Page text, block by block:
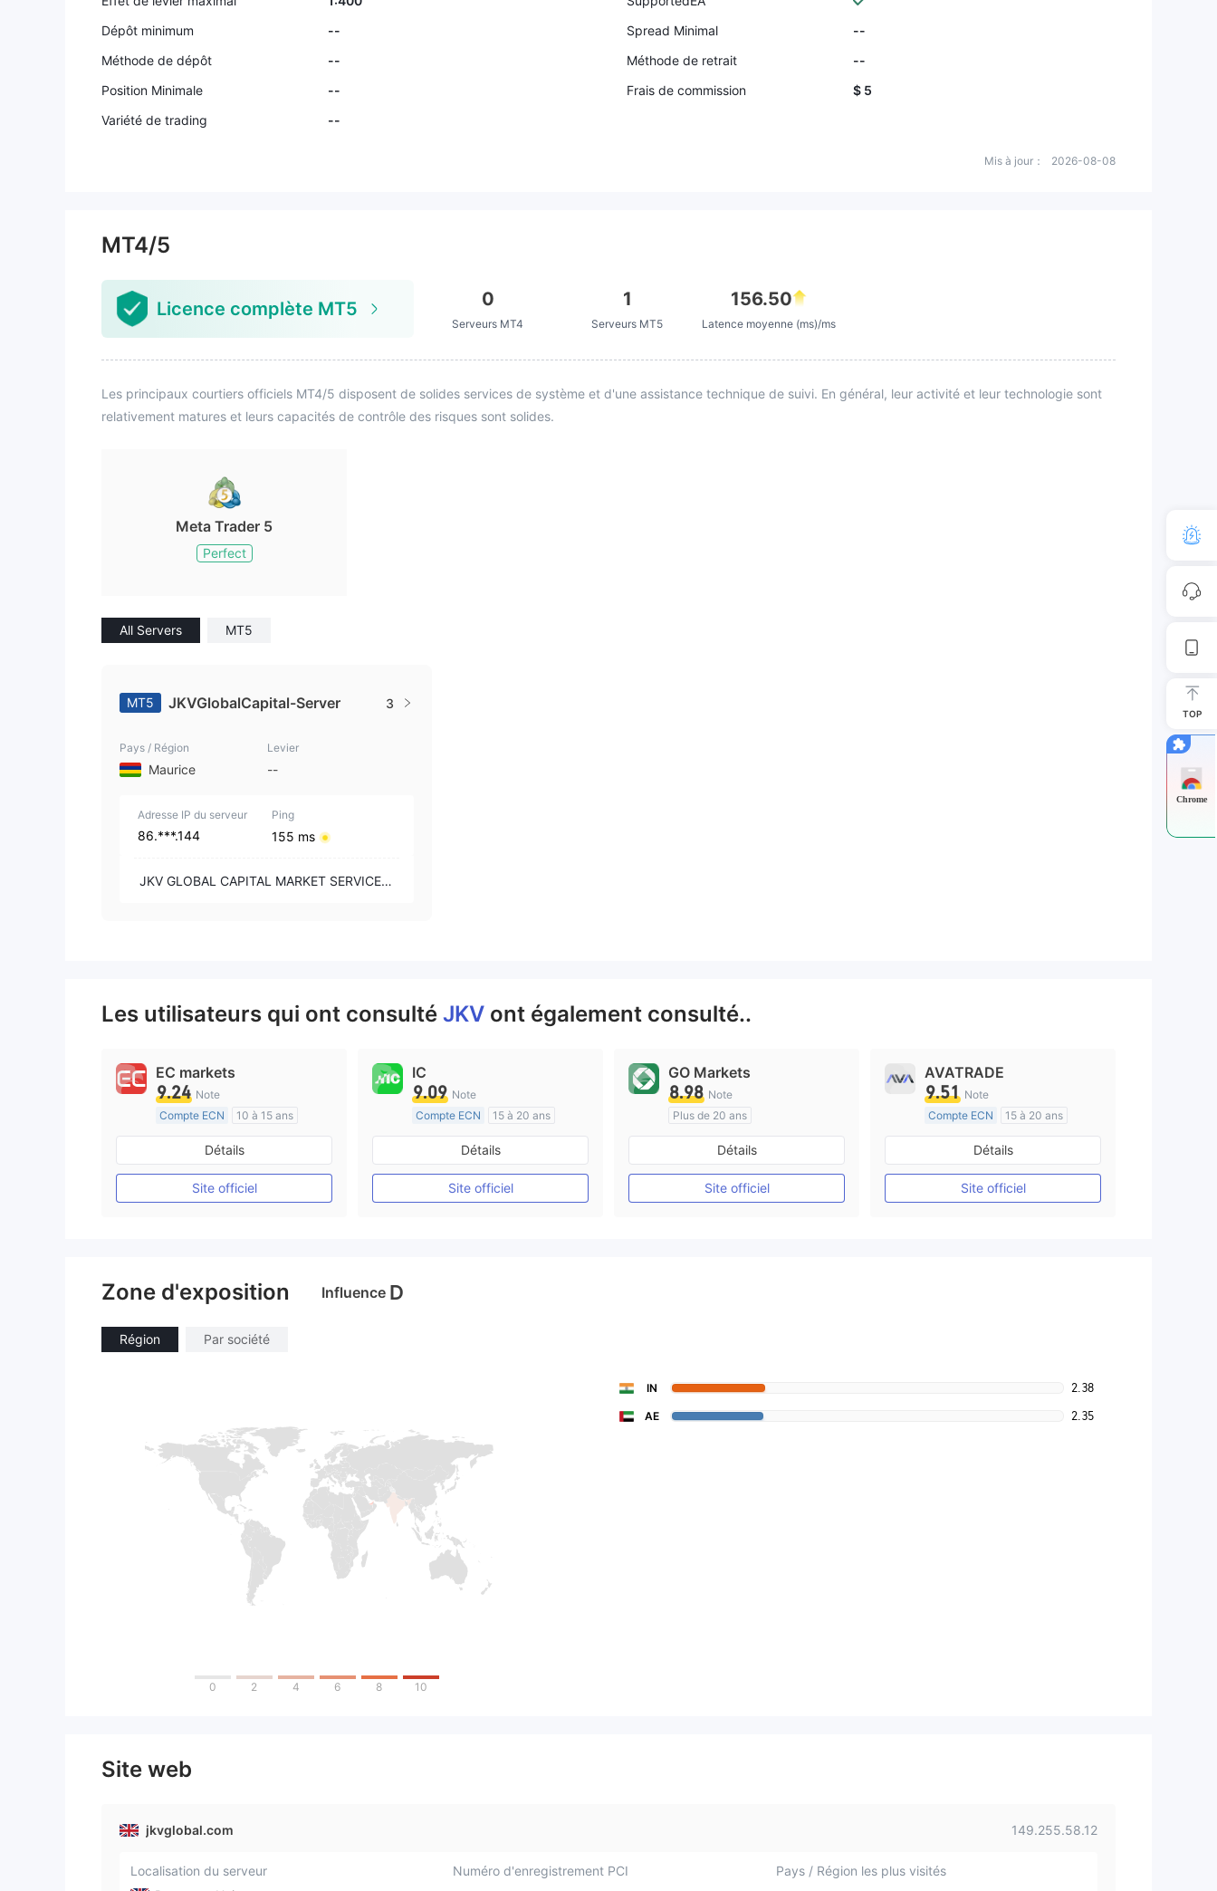
Dépôt minimum
-- Spread Minimal
--
Méthode de dépôt
-- Méthode de retrait
--
Position Minimale
-- Frais de commission
$ 5
Variété de trading
--
Mis à jour： 2026-08-08
MT4/5
Licence complète MT5 0
Serveurs MT4
1
Serveurs MT5
156.50
Latence moyenne (ms)/ms
Les principaux courtiers officiels MT4/5 disposent de solides services de système et d'une assistance technique de suivi. En général, leur activité et leur technologie sont
relativement matures et leurs capacités de contrôle des risques sont solides.
Meta Trader 5
Perfect
All Servers MT5
MT5 JKVGlobalCapital-Server 3
Pays / Région
Maurice
Levier
--
Adresse IP du serveur
86.***.144
Ping
155 ms
JKV GLOBAL CAPITAL MARKET SERVICES L
Les utilisateurs qui ont consulté JKV ont également consulté..
EC markets
9.24 Note
Compte ECN
10 à 15 ans
Réglementation de Australie
Market Making (MM)
Etiquette principale MT4
Détails
Site officiel
IC
9.09 Note
Compte ECN
15 à 20 ans
Réglementation de Australie
Market Making (MM)
Etiquette principale MT4
Détails
Site officiel
GO Markets
8.98 Note
Plus de 20 ans
Réglementation de Australie
Market Making (MM)
cTrader
Détails
Site officiel
AVATRADE
9.51 Note
Compte ECN
15 à 20 ans
Réglementation de Australie
Market Making (MM)
Etiquette principale MT4
Détails
Site officiel
Zone d'exposition Influence D
Région Par société
0 2 4 6 8 10
IN 2.38
AE 2.35
Site web
jkvglobal.com 149.255.58.12
Localisation du serveur
Numéro d'enregistrement PCI
Pays / Région les plus visités
TOP
Chrome